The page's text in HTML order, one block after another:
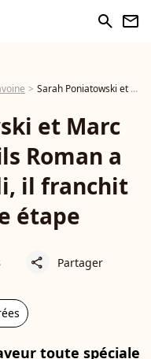
search newsletter
Sarah Poniatowski et Marc Lavoine : Leur fils Roman a tellement grandi, il franchit une sérieuse étape
et Marc
Roman a
il franchit
étape
share Partager
toute spéciale